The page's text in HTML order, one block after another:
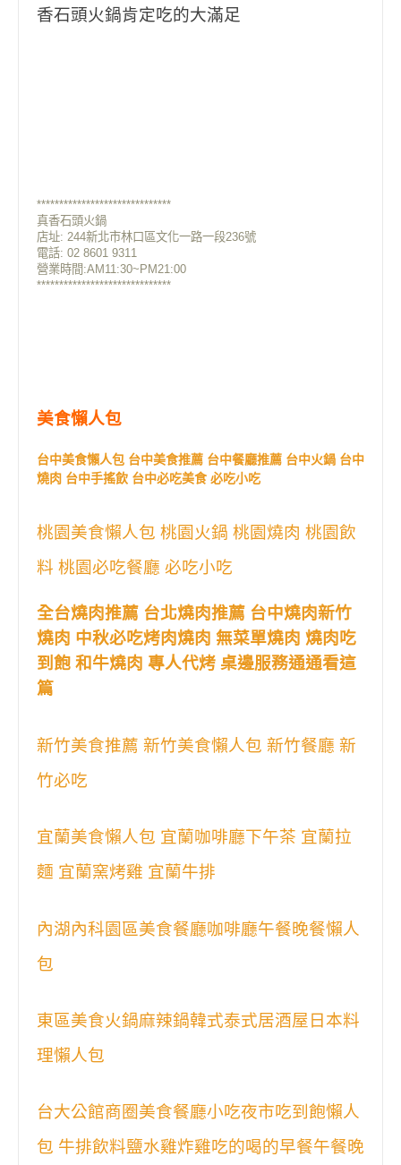
香石頭火鍋肯定吃的大滿足
******************************
真香石頭火鍋
店址: 244新北市林口區文化一路一段236號
電話: 02 8601 9311
營業時間:AM11:30~PM21:00
******************************
美食懶人包
台中美食懶人包 台中美食推薦 台中餐廳推薦 台中火鍋 台中
燒肉 台中手搖飲 台中必吃美食 必吃小吃
桃園美食懶人包 桃園火鍋 桃園燒肉 桃園飲
料 桃園必吃餐廳 必吃小吃
全台燒肉推薦 台北燒肉推薦 台中燒肉新竹
燒肉 中秋必吃烤肉燒肉 無菜單燒肉 燒肉吃
到飽 和牛燒肉 專人代烤 桌邊服務通通看這
篇
新竹美食推薦 新竹美食懶人包 新竹餐廳 新
竹必吃
宜蘭美食懶人包 宜蘭咖啡廳下午茶 宜蘭拉
麵 宜蘭窯烤雞 宜蘭牛排
內湖內科園區美食餐廳咖啡廳午餐晚餐懶人
包
東區美食火鍋麻辣鍋韓式泰式居酒屋日本料
理懶人包
台大公館商圈美食餐廳小吃夜市吃到飽懶人
包 牛排飲料鹽水雞炸雞吃的喝的早餐午餐晚